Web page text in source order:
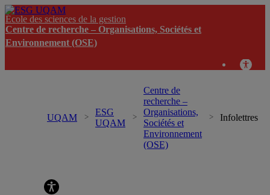
École des sciences de la gestion
Centre de recherche – Organisations, Sociétés et
Environnement (OSE)
UQAM
ESG
UQAM
Centre de
recherche –
Organisations,
Sociétés et
Environnement
(OSE)
Infolettres